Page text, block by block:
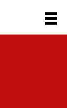
KONTAKT